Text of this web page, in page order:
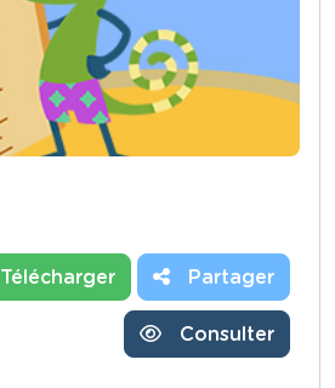
Télécharger Partager
Consulter